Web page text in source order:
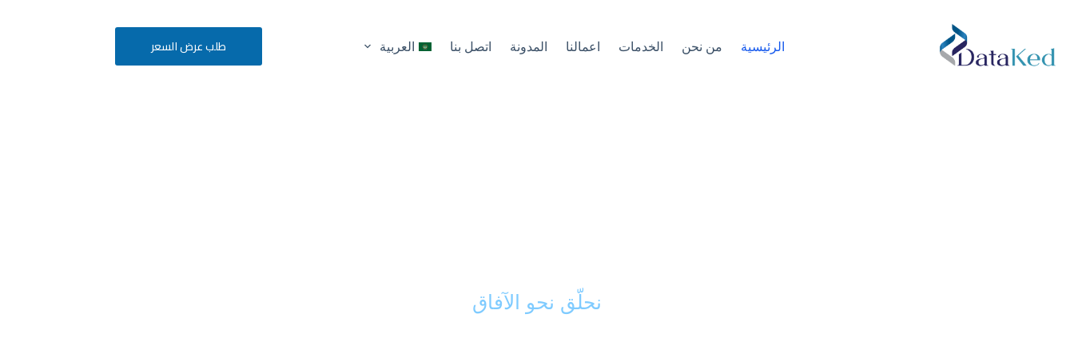
الرئيسية من نحن الخدمات اعمالنا المدونة اتصل بنا العربية طلب عرض السعر
نحلّق نحو الآفاق